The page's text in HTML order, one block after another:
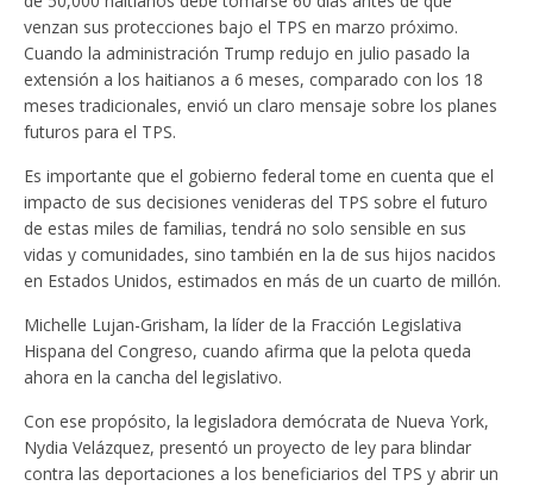
venzan sus protecciones bajo el TPS en marzo próximo.
Cuando la administración Trump redujo en julio pasado la
extensión a los haitianos a 6 meses, comparado con los 18
meses tradicionales, envió un claro mensaje sobre los planes
futuros para el TPS.
Es importante que el gobierno federal tome en cuenta que el
impacto de sus decisiones venideras del TPS sobre el futuro
de estas miles de familias, tendrá no solo sensible en sus
vidas y comunidades, sino también en la de sus hijos nacidos
en Estados Unidos, estimados en más de un cuarto de millón.
Michelle Lujan-Grisham, la líder de la Fracción Legislativa
Hispana del Congreso, cuando afirma que la pelota queda
ahora en la cancha del legislativo.
Con ese propósito, la legisladora demócrata de Nueva York,
Nydia Velázquez, presentó un proyecto de ley para blindar
contra las deportaciones a los beneficiarios del TPS y abrir un